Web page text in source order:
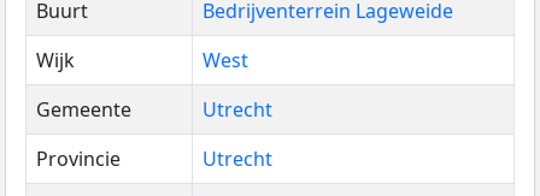
Buurt
Bedrijventerrein Lageweide
Wijk
West
Gemeente
Utrecht
Provincie
Utrecht